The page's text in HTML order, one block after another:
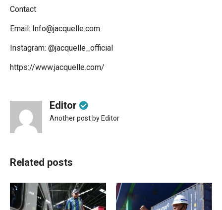
Contact
Email: Info@jacquelle.com
Instagram: @jacquelle_official
https://www.jacquelle.com/
Editor
Another post by Editor
Related posts